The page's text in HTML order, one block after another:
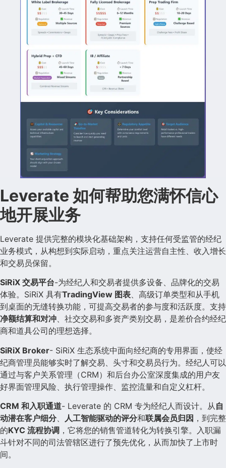
Leverate 如何帮助您满怀信心
地开展业务
Leverate 提供完整的模块化基础架构，支持任何受监管的经纪
业务模式，从构想到实际启动，重点关注运营自主性、收入增长
和交易员保留。
SiRiX 交易平台-为经纪人和交易者提供多设备、品牌化的交易
体验。SiRiX 具有TradingView 图表、高级订单类型和从手机
到桌面的无缝转换功能，可提高交易者的参与度和活跃度。支持
净额结算和对冲、社交交易和多资产类别交易，是差价合约经纪
商和道具公司的理想选择。
SiRiX Broker- SiRiX 生态系统中面向经纪商的专用界面，使经
纪商管理员能够实时了解交易、头寸和交易员行为。经纪人可以
通过与客户关系管理（CRM）和后台办公室深度集成的用户友
好界面管理风险、执行管理操作、监控流量和自定义杠杆。
CRM 和入职通道- Leverate 的 CRM 专为经纪人而设计。从自
动潜在客户细分、 人工智能驱动的评分和联属会员归因 ，到完整
的KYC 流程协调 ，它将您的销售管道转化为转换引擎。入职漏
斗针对不同的司法管辖区进行了预先优化，从而加快了上市时
间。